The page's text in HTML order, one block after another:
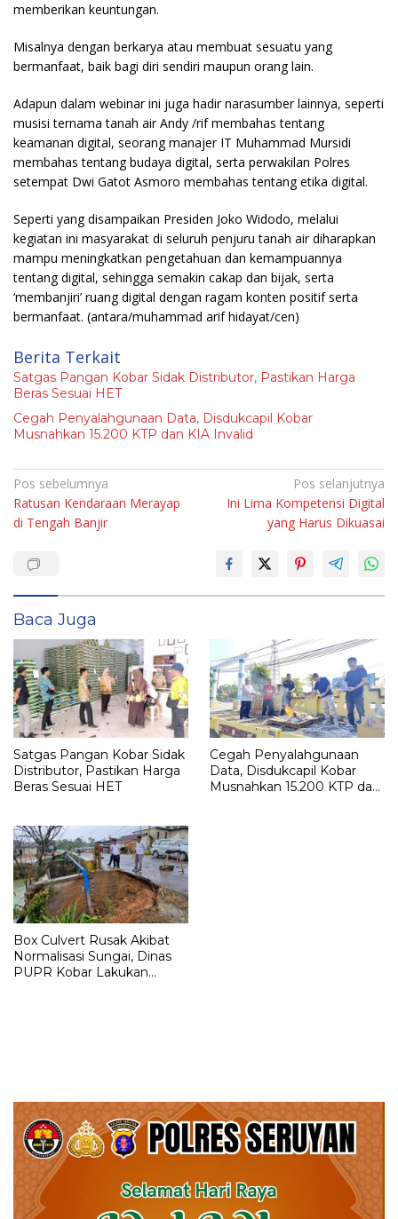
memberikan keuntungan.
Misalnya dengan berkarya atau membuat sesuatu yang
bermanfaat, baik bagi diri sendiri maupun orang lain.
Adapun dalam webinar ini juga hadir narasumber lainnya, seperti
musisi ternama tanah air Andy /rif membahas tentang
keamanan digital, seorang manajer IT Muhammad Mursidi
membahas tentang budaya digital, serta perwakilan Polres
setempat Dwi Gatot Asmoro membahas tentang etika digital.
Seperti yang disampaikan Presiden Joko Widodo, melalui
kegiatan ini masyarakat di seluruh penjuru tanah air diharapkan
mampu meningkatkan pengetahuan dan kemampuannya
tentang digital, sehingga semakin cakap dan bijak, serta
‘membanjiri’ ruang digital dengan ragam konten positif serta
bermanfaat. (antara/muhammad arif hidayat/cen)
Berita Terkait
Satgas Pangan Kobar Sidak Distributor, Pastikan Harga
Beras Sesuai HET
Cegah Penyalahgunaan Data, Disdukcapil Kobar
Musnahkan 15.200 KTP dan KIA Invalid
Navigasi
pos
Pos sebelumnya
Ratusan Kendaraan Merayap
di Tengah Banjir
Pos selanjutnya
Ini Lima Kompetensi Digital
yang Harus Dikuasai
Baca Juga
Satgas Pangan Kobar Sidak
Distributor, Pastikan Harga
Beras Sesuai HET
Cegah Penyalahgunaan
Data, Disdukcapil Kobar
Musnahkan 15.200 KTP dan
Box Culvert Rusak Akibat
Normalisasi Sungai, Dinas
PUPR Kobar Lakukan